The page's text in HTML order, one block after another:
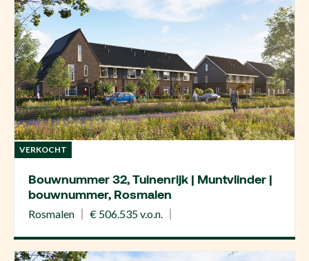
VERKOCHT
Bouwnummer 32, Tuinenrijk | Muntvlinder |
bouwnummer, Rosmalen
Rosmalen € 506.535 v.o.n.